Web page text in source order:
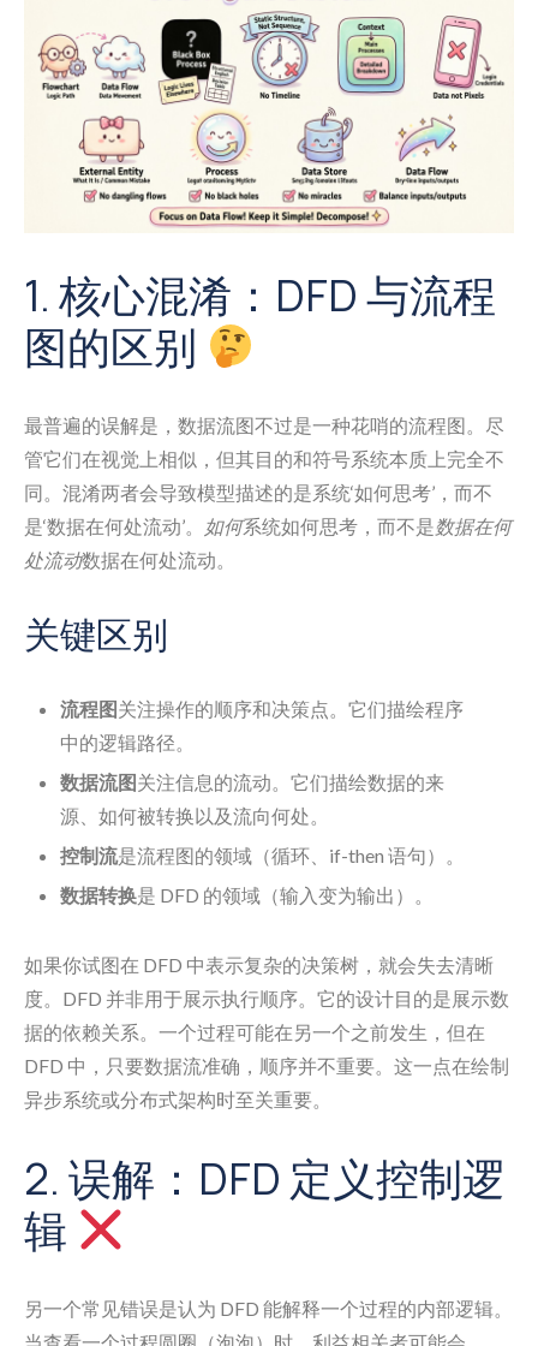
1. 核心混淆：DFD 与流程
图的区别
最普遍的误解是，数据流图不过是一种花哨的流程图。尽
管它们在视觉上相似，但其目的和符号系统本质上完全不
同。混淆两者会导致模型描述的是系统‘如何思考’，而不
是‘数据在何处流动’。
如何系统如何思考，而不是数据在何
处流动数据在何处流动。
关键区别
流程图关注操作的顺序和决策点。它们描绘程序
中的逻辑路径。
数据流图关注信息的流动。它们描绘数据的来
源、如何被转换以及流向何处。
控制流是流程图的领域（循环、if-then 语句）。
数据转换是 DFD 的领域（输入变为输出）。
如果你试图在 DFD 中表示复杂的决策树，就会失去清晰
度。DFD 并非用于展示执行顺序。它的设计目的是展示数
据的依赖关系。一个过程可能在另一个之前发生，但在
DFD 中，只要数据流准确，顺序并不重要。这一点在绘制
异步系统或分布式架构时至关重要。
2. 误解：DFD 定义控制逻
辑
另一个常见错误是认为 DFD 能解释一个过程的内部逻辑。